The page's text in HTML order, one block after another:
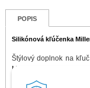
POPIS
Silikónová kľúčenka
Štýlový doplnok na
Millers Oils.